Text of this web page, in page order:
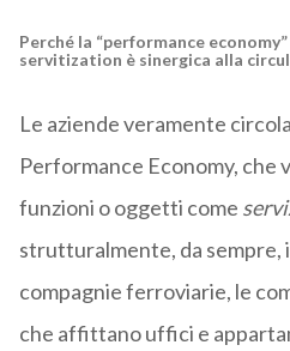
Perché la “performance
servitization è sinergica alla
Le aziende veramente
Performance Economy, che
funzioni o oggetti come
strutturalmente, da sempre,
compagnie ferroviarie, le
che affittano uffici e